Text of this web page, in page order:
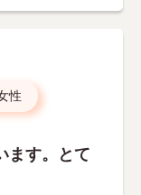
性
ます。とて